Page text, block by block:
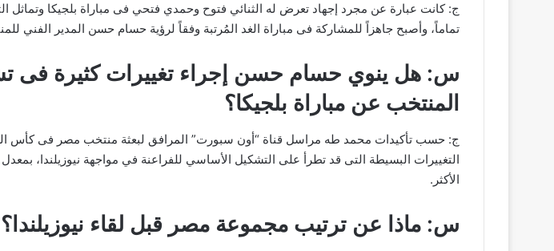
ج: كانت عبارة عن مجرد إجهاد تعرض له الثنائي فتوح وحمدي فتحي فى مباراة بلجيكا وتماثل
تماماً، وأصبح جاهزاً للمشاركة فى مباراة الغد المُرتبة وفقاً لرؤية حسام حسن المدير الفني
س: هل ينوي حسام حسن إجراء تغييرات كثيرة فى
المنتخب عن مباراة بلجيكا؟
ج: حسب تأكيدات محمد طه مراسل قناة “أون سبورت” المرافق لبعثة منتخب مصر فى كأس
التغييرات البسيطة التى قد تطرأ على التشكيل الأساسي للفراعنة في مواجهة نيوزيلندا،
الأكثر.
س: ماذا عن ترتيب مجموعة مصر قبل لقاء نيوزيلندا؟